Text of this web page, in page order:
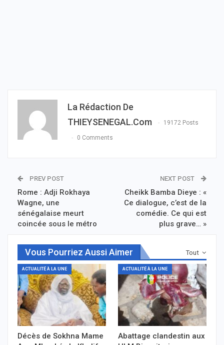
La Rédaction De
THIEYSENEGAL.com
19172 Posts
0 Comments
PREV POST
Rome : Adji Rokhaya
Wagne, une
sénégalaise meurt
coincée sous le métro
NEXT POST
Cheikk Bamba Dieye : «
Ce dialogue, c’est de la
comédie. Ce qui est
plus grave… »
Tout
Vous Pourriez Aussi Aimer
ACTUALITÉ À LA UNE
Décès de Sokhna Mame
ACTUALITÉ À LA UNE
Abattage clandestin aux